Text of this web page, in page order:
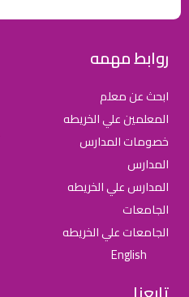
روابط مهمه
ابحث عن معلم
المعلمين علي الخريطه
خصومات المدارس
المدارس
المدارس علي الخريطه
الجامعات
الجامعات علي الخريطه
English